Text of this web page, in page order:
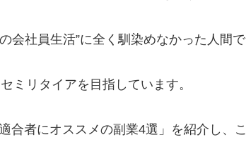
会社員生活”に全く馴染めなかった人間で
ミリタイアを目指しています。
合者にオススメの副業4選」を紹介し、こ